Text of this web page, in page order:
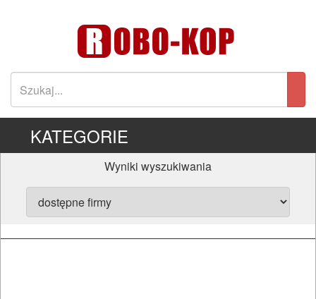
KATEGORIE
Wyniki wyszukiwania